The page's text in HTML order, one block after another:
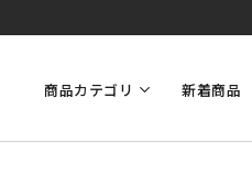
商品カテゴリ 新着商品